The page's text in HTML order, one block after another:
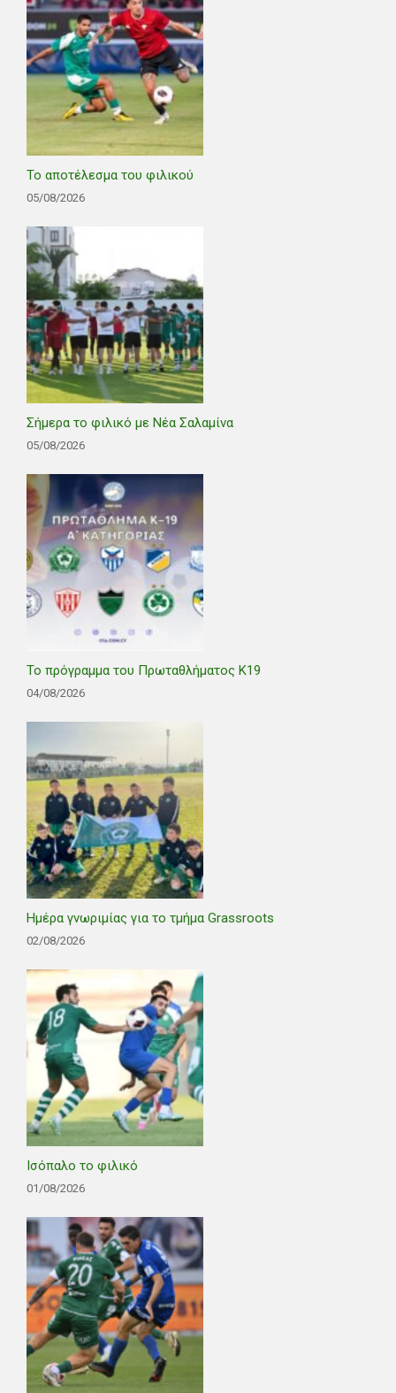
Το αποτέλεσμα του φιλικού
05/08/2026
Σήμερα το φιλικό με Νέα Σαλαμίνα
05/08/2026
Το πρόγραμμα του Πρωταθλήματος Κ19
04/08/2026
Ημέρα γνωριμίας για το τμήμα Grassroots
02/08/2026
Ισόπαλο το φιλικό
01/08/2026